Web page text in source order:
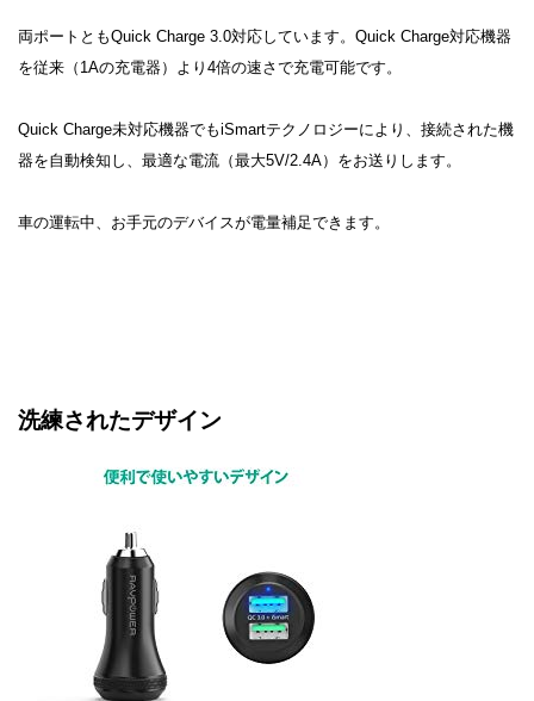
両ポートともQuick Charge 3.0対応しています。Quick Charge対応機器
を従来（1Aの充電器）より4倍の速さで充電可能です。
Quick Charge未対応機器でもiSmartテクノロジーにより、接続された機
器を自動検知し、最適な電流（最大5V/2.4A）をお送りします。
車の運転中、お手元のデバイスが電量補足できます。
洗練されたデザイン